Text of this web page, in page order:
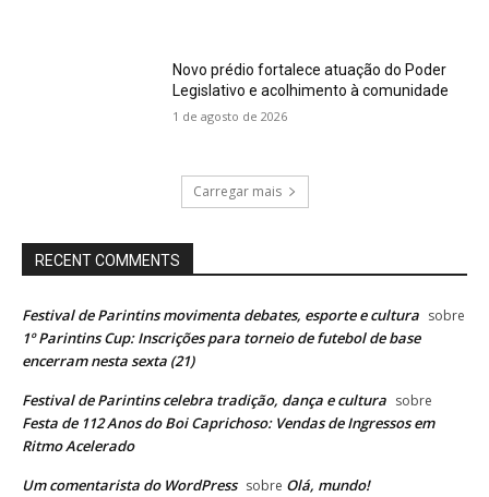
Novo prédio fortalece atuação do Poder
Legislativo e acolhimento à comunidade
1 de agosto de 2026
Carregar mais
RECENT COMMENTS
Festival de Parintins movimenta debates, esporte e cultura sobre
1º Parintins Cup: Inscrições para torneio de futebol de base
encerram nesta sexta (21)
Festival de Parintins celebra tradição, dança e cultura sobre
Festa de 112 Anos do Boi Caprichoso: Vendas de Ingressos em
Ritmo Acelerado
Um comentarista do WordPress sobre Olá, mundo!